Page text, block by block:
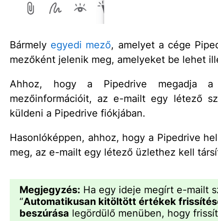
Bármely egyedi mező, amelyet a cége
mezőként jelenik meg, amelyeket be lehet
Ahhoz, hogy a Pipedrive megadja a
mezőinformációit, az e-mailt egy létező
küldeni a Pipedrive fiókjában.
Hasonlóképpen, ahhoz, hogy a Pipedrive
meg, az e-mailt egy létező üzlethez kell
Megjegyzés: Ha egy ideje megírt e-mailt
“Automatikusan kitöltött értékek
beszúrása legördülő menüben, hogy